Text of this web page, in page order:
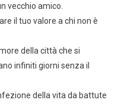
vecchio amico.
il tuo valore a chi non è
della città che si
infiniti giorni senza il
della vita da battute